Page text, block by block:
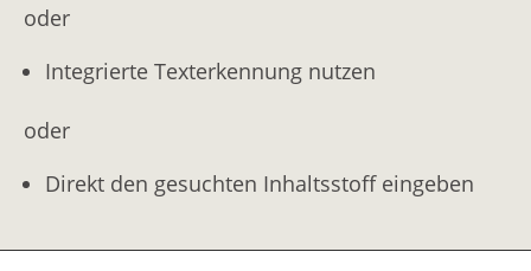
oder
Integrierte Texterkennung nutzen
oder
Direkt den gesuchten Inhaltsstoff eingeben